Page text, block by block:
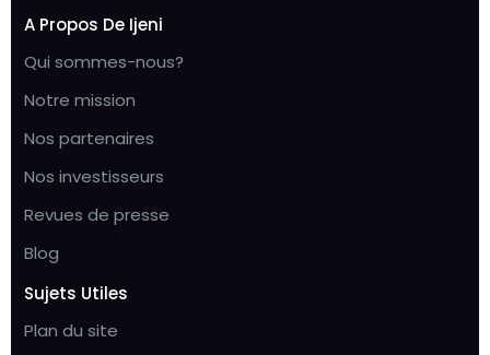
A Propos De Ijeni
Qui sommes-nous?
Notre mission
Nos partenaires
Nos investisseurs
Revues de presse
Blog
Sujets Utiles
Plan du site